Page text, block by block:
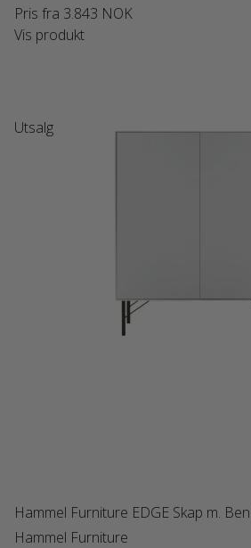
Pris fra 3.843 NOK
Vis produkt
Utsalg
Hammel Furniture EDGE Skap m.
Hammel Furniture